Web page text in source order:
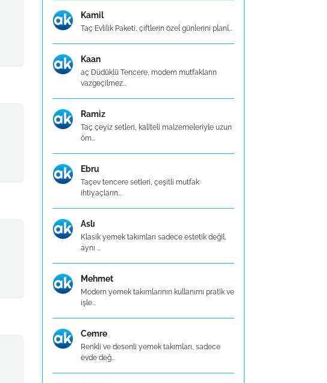
Kamil
Taç Evlilik Paketi, çiftlerin özel günlerini planl...
Kaan
aç Düdüklü Tencere, modern mutfakların
vazgeçilmez...
Ramiz
Taç çeyiz setleri, kaliteli malzemeleriyle uzun
öm...
Ebru
Taçev tencere setleri, çeşitli mutfak
ihtiyaçların...
Aslı
Klasik yemek takımları sadece estetik değil,
aynı ...
Mehmet
Modern yemek takımlarının kullanımı pratik ve
işle...
Cemre
Renkli ve desenli yemek takımları, sadece
evde değ...